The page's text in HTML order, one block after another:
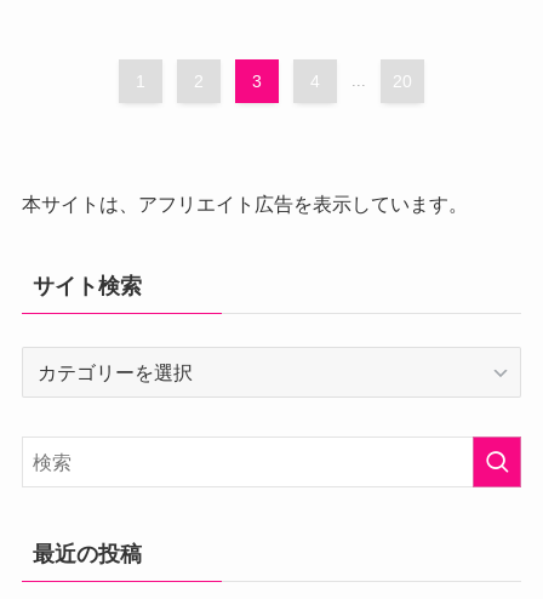
1 2 3 4 ... 20
本サイトは、アフリエイト広告を表示しています。
サイト検索
検
索
最近の投稿